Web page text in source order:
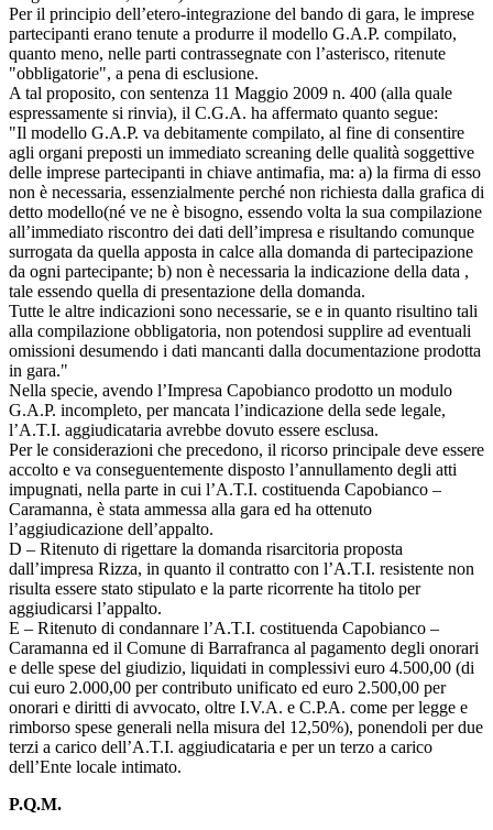
Per il principio dell’etero-integrazione del bando di gara, le imprese
partecipanti erano tenute a produrre il modello G.A.P. compilato,
quanto meno, nelle parti contrassegnate con l’asterisco, ritenute
"obbligatorie", a pena di esclusione.
A tal proposito, con sentenza 11 Maggio 2009 n. 400 (alla quale
espressamente si rinvia), il C.G.A. ha affermato quanto segue:
"Il modello G.A.P. va debitamente compilato, al fine di consentire
agli organi preposti un immediato screaning delle qualità soggettive
delle imprese partecipanti in chiave antimafia, ma: a) la firma di esso
non è necessaria, essenzialmente perché non richiesta dalla grafica di
detto modello(né ve ne è bisogno, essendo volta la sua compilazione
all’immediato riscontro dei dati dell’impresa e risultando comunque
surrogata da quella apposta in calce alla domanda di partecipazione
da ogni partecipante; b) non è necessaria la indicazione della data ,
tale essendo quella di presentazione della domanda.
Tutte le altre indicazioni sono necessarie, se e in quanto risultino tali
alla compilazione obbligatoria, non potendosi supplire ad eventuali
omissioni desumendo i dati mancanti dalla documentazione prodotta
in gara."
Nella specie, avendo l’Impresa Capobianco prodotto un modulo
G.A.P. incompleto, per mancata l’indicazione della sede legale,
l’A.T.I. aggiudicataria avrebbe dovuto essere esclusa.
Per le considerazioni che precedono, il ricorso principale deve essere
accolto e va conseguentemente disposto l’annullamento degli atti
impugnati, nella parte in cui l’A.T.I. costituenda Capobianco –
Caramanna, è stata ammessa alla gara ed ha ottenuto
l’aggiudicazione dell’appalto.
D – Ritenuto di rigettare la domanda risarcitoria proposta
dall’impresa Rizza, in quanto il contratto con l’A.T.I. resistente non
risulta essere stato stipulato e la parte ricorrente ha titolo per
aggiudicarsi l’appalto.
E – Ritenuto di condannare l’A.T.I. costituenda Capobianco –
Caramanna ed il Comune di Barrafranca al pagamento degli onorari
e delle spese del giudizio, liquidati in complessivi euro 4.500,00 (di
cui euro 2.000,00 per contributo unificato ed euro 2.500,00 per
onorari e diritti di avvocato, oltre I.V.A. e C.P.A. come per legge e
rimborso spese generali nella misura del 12,50%), ponendoli per due
terzi a carico dell’A.T.I. aggiudicataria e per un terzo a carico
dell’Ente locale intimato.
P.Q.M.